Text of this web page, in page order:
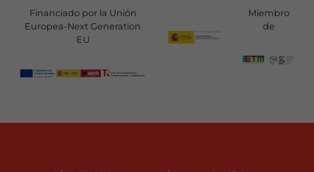
Financiado por la Unión
Europea-Next Generation
EU
Miembro
de